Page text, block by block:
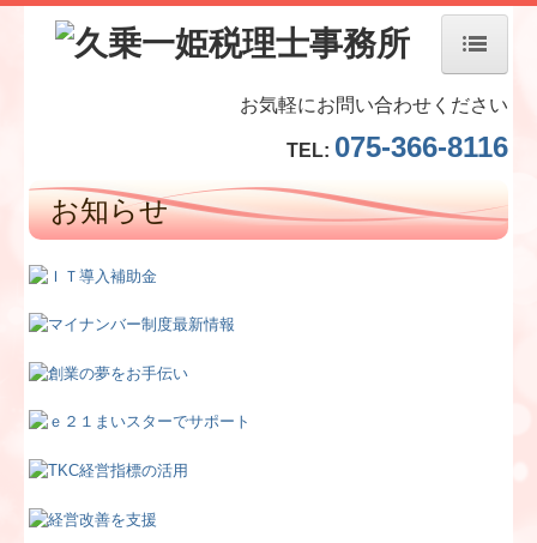
経営理念
個人情報保護方針
交通案内
業務案内
料金について
補助金・助成金・融資情報
お気軽にお問い合わせください
TEL: 075-366-8116
お知らせ